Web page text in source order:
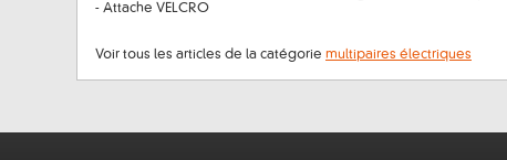
- Attache VELCRO
Voir tous les articles de la catégorie multipaires électriques